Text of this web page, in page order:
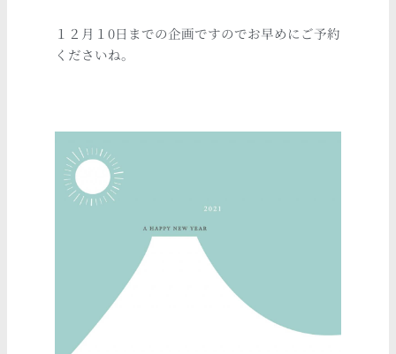
１２月１0日までの企画ですのでお早めにご予約
くださいね。